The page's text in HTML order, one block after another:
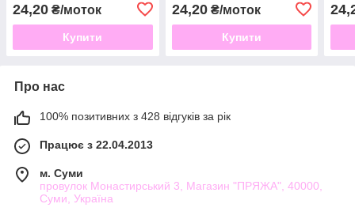
24,20 ₴/моток
Купити
24,20₴/моток
Купити
Про нас
100% позитивних з 428 відгуків за рік
Працює з 22.04.2013
м. Суми
провулок Монастирський 3, Магазин "ПРЯЖА", 40000,
Суми, Україна